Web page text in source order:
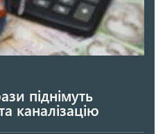
піднімуть
каналізацію